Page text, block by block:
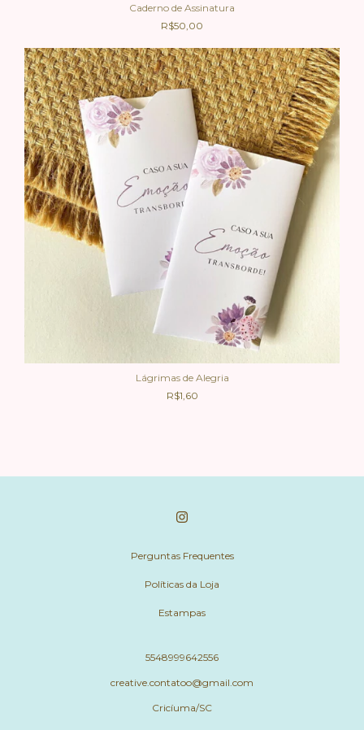
Caderno de Assinatura
R$50,00
Lágrimas de Alegria
R$1,60
Perguntas Frequentes
Políticas da Loja
Estampas
5548999642556
creative.contatoo@gmail.com
Cricíuma/SC